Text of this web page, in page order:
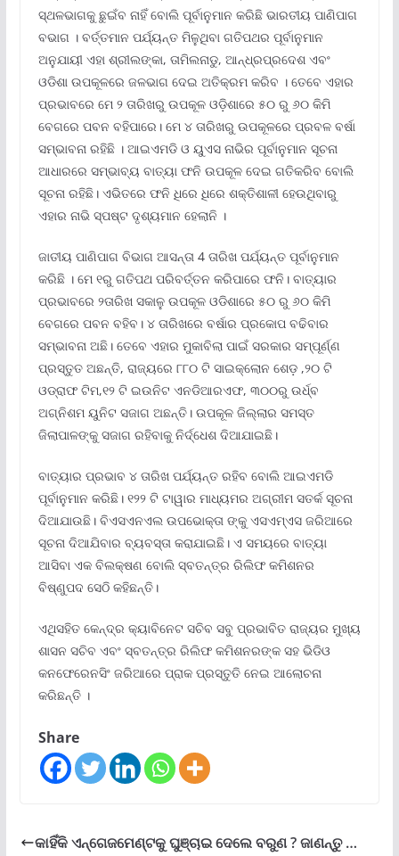
ସ୍ଥଳଭାଗକୁ ଛୁଇଁବ ନାହିଁ ବୋଲି ପୂର୍ବାନୁମାନ କରିଛି ଭାରତୀୟ ପାଣିପାଗ
ବଭାଗ । ବର୍ତ୍ତମାନ ପର୍ଯ୍ୟନ୍ତ ମିଳୁଥିବା ଗତିପଥର ପୂର୍ବାନୁମାନ
ଅନୁଯାୟୀ ଏହା ଶ୍ରୀଲଙ୍କା, ତାମିଲନାଡୁ, ଆନ୍ଧ୍ରପ୍ରଦେଶ ଏବଂ
ଓଡିଶା ଉପକୂଳରେ ଜଳଭାଗ ଦେଇ ଅତିକ୍ରମ କରିବ । ତେବେ ଏହାର
ପ୍ରଭାବରେ ମେ ୨ ତାରିଖରୁ ଉପକୂଳ ଓଡ଼ିଶାରେ ୫୦ ରୁ ୬୦ କିମି
ବେଗରେ ପବନ ବହିପାରେ। ମେ ୪ ତାରିଖରୁ ଉପକୂଳରେ ପ୍ରବଳ ବର୍ଷା
ସମ୍ଭାବନା ରହିଛି । ଆଇଏମଡି ଓ ୟୁଏସ ନାଭିର ପୂର୍ବାନୁମାନ ସୂଚନା
ଆଧାରରେ ସମ୍ଭାବ୍ୟ ବାତ୍ୟା ଫନି ଉପକୂଳ ଦେଇ ଗତିକରିବ ବୋଲି
ସୂଚନା ରହିଛି। ଏଭିତରେ ଫନି ଧିରେ ଧିରେ ଶକ୍ତିଶାଳୀ ହେଉଥିବାରୁ
ଏହାର ନାଭି ସ୍ପଷ୍ଟ ଦୃଶ୍ୟମାନ ହେଲାନି ।
ଜାତୀୟ ପାଣିପାଗ ବିଭାଗ ଆସନ୍ତା 4 ତାରିଖ ପର୍ଯ୍ୟନ୍ତ ପୂର୍ବାନୁମାନ
କରିଛି । ମେ ୧ରୁ ଗତିପଥ ପରିବର୍ତ୍ତନ କରିପାରେ ଫନି। ବାତ୍ୟାର
ପ୍ରଭାବରେ ୨ତାରିଖ ସକାଳୁ ଉପକୂଳ ଓଡିଶାରେ ୫୦ ରୁ ୬୦ କିମି
ବେଗରେ ପବନ ବହିବ। ୪ ତାରିଖରେ ବର୍ଷାର ପ୍ରକୋପ ବଢିବାର
ସମ୍ଭାବନା ଅଛି। ତେବେ ଏହାର ମୁକାବିଲା ପାଇଁ ସରକାର ସମ୍ପୂର୍ଣ୍ଣ
ପ୍ରସ୍ତୁତ ଅଛନ୍ତି, ରାଜ୍ୟରେ ୮୮୦ ଟି ସାଇକ୍ଲୋନ ଶେଡ଼ ,୨୦ ଟି
ଓଡ୍ରାଫ ଟିମ,୧୨ ଟି ଇଉନିଟ ଏନଡିଆରଏଫ, ୩୦୦ରୁ ଉର୍ଧ୍ବ
ଅଗ୍ନିଶମ ୟୁନିଟ ସଜାଗ ଅଛନ୍ତି। ଉପକୂଳ ଜିଲ୍ଲାର ସମସ୍ତ
ଜିଲାପାଳଙ୍କୁ ସଜାଗ ରହିବାକୁ ନିର୍ଦ୍ଧେଶ ଦିଆଯାଇଛି।
ବାତ୍ୟାର ପ୍ରଭାବ ୪ ତାରିଖ ପର୍ଯ୍ୟନ୍ତ ରହିବ ବୋଲି ଆଇଏମଡି
ପୂର୍ବାନୁମାନ କରିଛି। ୧୨୨ ଟି ଟାୱାର ମାଧ୍ୟମର ଅଗ୍ରୀମ ସତର୍କ ସୂଚନା
ଦିଆଯାଉଛି। ବିଏସଏନଏଲ ଉପଭୋକ୍ତା ଙ୍କୁ ଏସଏମ୍ଏସ ଜରିଆରେ
ସୂଚନା ଦିଆଯିବାର ବ୍ୟବସ୍ତା କରାଯାଇଛି। ଏ ସମୟରେ ବାତ୍ୟା
ଆସିବା ଏକ ବିଲକ୍ଷଣ ବୋଲି ସ୍ବତନ୍ତ୍ର ରିଲିଫ କମିଶନର
ବିଷ୍ଣୁପଦ ସେଠି କହିଛନ୍ତି।
ଏଥିସହିତ କେନ୍ଦ୍ର କ୍ୟାବିନେଟ ସଚିବ ସବୁ ପ୍ରଭାବିତ ରାଜ୍ୟର ମୁଖ୍ୟ
ଶାସନ ସଚିବ ଏବଂ ସ୍ବତନ୍ତ୍ର ରିଲିଫ କମିଶନରଙ୍କ ସହ ଭିଡିଓ
କନଫେରେନସିଂ ଜରିଆରେ ପ୍ରାକ ପ୍ରସ୍ତୁତି ନେଇ ଆଲୋଚନା
କରିଛନ୍ତି ।
Share
କାହିଁକି ଏନ୍ଗେଜମେଣ୍ଟକୁ ଘୁଞ୍ଚାଇ ଦେଲେ ବରୁଣ ? ଜାଣନ୍ତୁ …